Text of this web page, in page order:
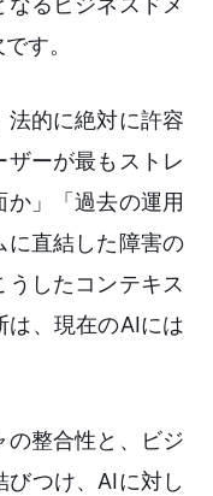
す。
法的に絶対に許容
ザーが最もストレ
」「過去の運用
に直結した障害の
したコンテキス
は、現在のAIには
の整合性と、ビジ
つけ、AIに対し